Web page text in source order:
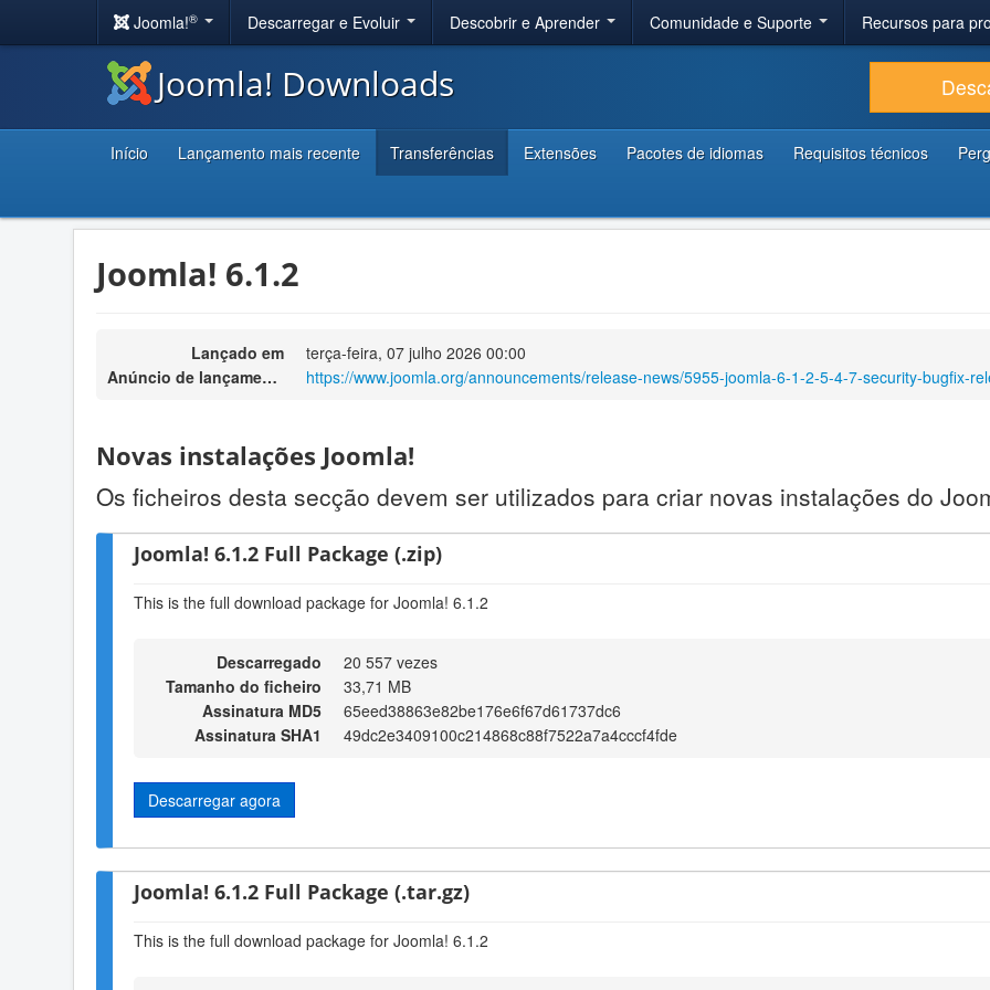
Joomla!® Descarregar e Evoluir Descobrir e Aprender Comunidade e Suporte Recursos para
Joomla! Downloads
Início Lançamento mais recente Transferências Extensões Pacotes de idiomas Requisitos técnicos
Joomla! 6.1.2
Lançado em
terça-feira, 07 julho 2026 00:00
Anúncio de lançamento
https://www.joomla.org/announcements/release-news/5955-joomla-6-1-2-5-4-7-security-bugfix-
Novas instalações Joomla!
Os ficheiros desta secção devem ser utilizados para criar novas instalações do
Joomla! 6.1.2 Full Package (.zip)
This is the full download package for Joomla! 6.1.2
Descarregado
20 557 vezes
Tamanho do ficheiro
33,71 MB
Assinatura MD5
65eed38863e82be176e6f67d61737dc6
Assinatura SHA1
49dc2e3409100c214868c88f7522a7a4cccf4fde
Descarregar agora
Joomla! 6.1.2 Full Package (.tar.gz)
This is the full download package for Joomla! 6.1.2